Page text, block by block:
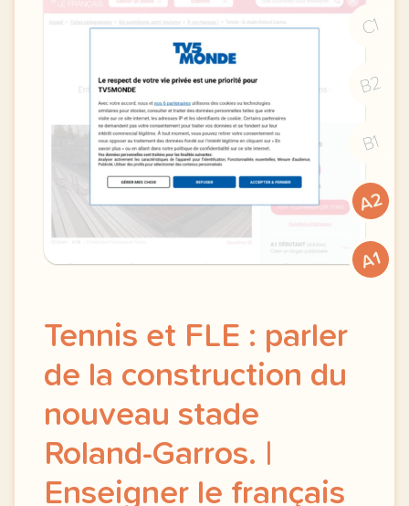
C1
B2
B1
A2
A1
Tennis et FLE : parler
de la construction du
nouveau stade
Roland-Garros. |
Enseigner le français